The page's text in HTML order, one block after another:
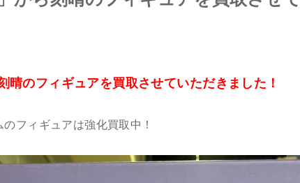
晴のフィギュアを買取させていただきました！
フィギュアは強化買取中！